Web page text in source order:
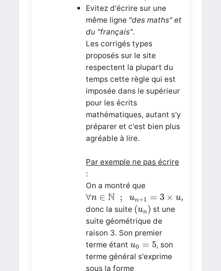
Evitez d'écrire sur une
même ligne "des maths" et
du "français".
Les corrigés types
proposés sur le site
respectent la plupart du
temps cette règle qui est
imposée dans le supérieur
pour les écrits
mathématiques, autant s'y
préparer et c'est bien plus
agréable à lire.
Par exemple ne pas écrire
:
On a montré que
∀n ∈ N ; un+1 = 3 × un
∀n ∈ N un+ × u n
donc la suite (un)
(u n) st une
suite géométrique de
raison 3. Son premier
terme étant u0 = 5
u0 5 , son
terme général s'exprime
sous la forme